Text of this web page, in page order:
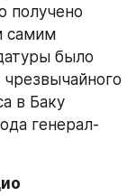
получено
самим
было
в Баку
генерал-